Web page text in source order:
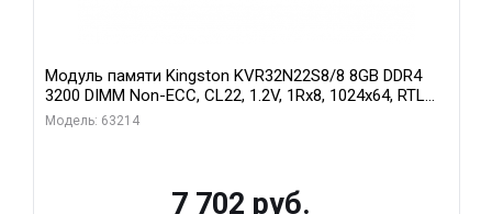
Модуль памяти Kingston KVR32N22S8/8 8GB DDR4
3200 DIMM Non-ECC, CL22, 1.2V, 1Rx8, 1024x64, RTL
(296068)
Модель: 63214
7 702 руб.